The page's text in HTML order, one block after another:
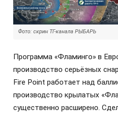
Фото: скрин ТГ-канала РЫБАРЬ
Программа «Фламинго» в
производство серьёзных
Fire Point работает над
производство крылатых
существенно расширено.